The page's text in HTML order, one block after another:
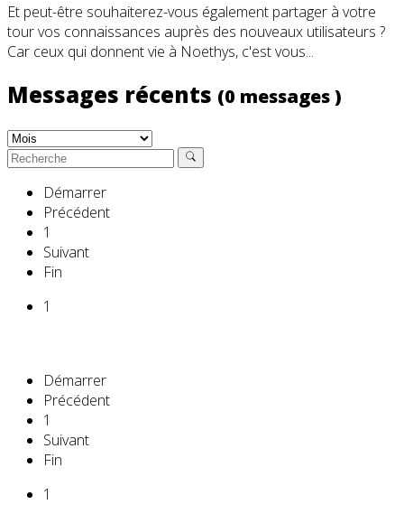
Et peut-être souhaiterez-vous également partager à votre
tour vos connaissances auprès des nouveaux utilisateurs ?
Car ceux qui donnent vie à Noethys, c'est vous...
Messages récents (0 messages )
Démarrer
Précédent
1
Suivant
Fin
1
Démarrer
Précédent
1
Suivant
Fin
1